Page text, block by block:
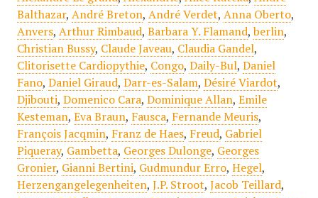
Balthazar, André Breton, André Verdet, Anna Oberto,
Anvers, Arthur Rimbaud, Barbara Y. Flamand,berlin,
Christian Bussy, Claude Javeau, Claudia Gandel,
Clitorisette Cardiopythie, Congo, Daily-Bul, Daniel
Fano, Daniel Giraud, Darr-es-Salam, Désiré Viardot,
Djibouti, Domenico Cara, Dominique Allan, Emile
Kesteman, Eva Braun, Fausca, Fernande Meuris,
François Jacqmin, Franz de Haes, Freud, Gabriel
Piqueray, Gambetta, Georges Dulonge, Georges
Gronier, Gianni Bertini, Gudmundur Erro, Hegel,
Herzengangelegenheiten, J.P. Stroot, Jacob Teillard,